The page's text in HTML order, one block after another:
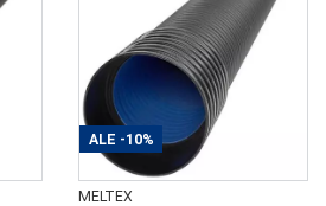
ALE -10%
MELTEX